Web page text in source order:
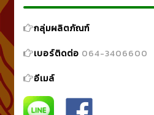
กลุ่มผลิตภัณฑ์
เบอร์ติดต่อ 064-3406600
อีเมล์